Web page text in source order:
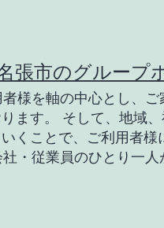
張市のグループ
様を軸の中心とし、
ます。 そして、地域
くことで、ご利用者
・従業員のひとり一